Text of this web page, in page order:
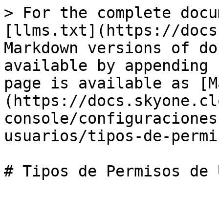
> For the complete
[llms.txt](https://
Markdown versions of
available by
page is available as
(https://
console/
usuarios/tipos-de-
# Tipos de Permisos de